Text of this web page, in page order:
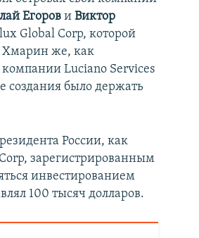
Егоров иВиктор
Global Corp, которой
Хмарин же, как
компании Luciano Services
создания было держать
России, как
зарегистрированным
инвестированием
100 тысяч долларов.